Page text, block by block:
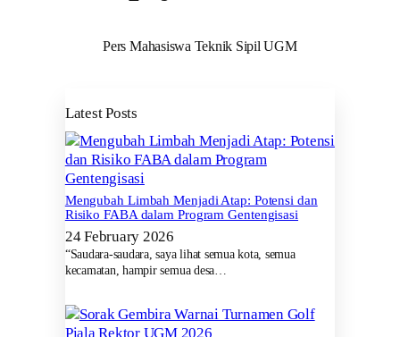
Pers Mahasiswa Teknik Sipil UGM
Latest Posts
Mengubah Limbah Menjadi Atap: Potensi dan
Risiko FABA dalam Program Gentengisasi
24 February 2026
“Saudara-saudara, saya lihat semua kota, semua
kecamatan, hampir semua desa…